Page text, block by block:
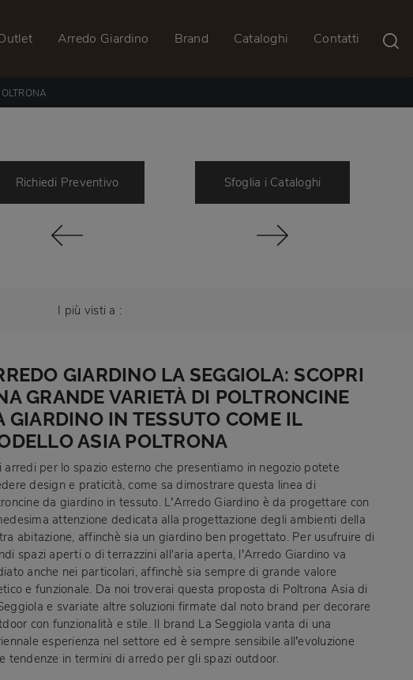
Arredo Giardino Brand Cataloghi Contatti
Richiedi Preventivo Sfoglia i Cataloghi
I più visti a :
GIARDINO LA SEGGIOLA: SCOPRI
GRANDE VARIETÀ DI POLTRONCINE
GIARDINO IN TESSUTO COME IL
ASIA POLTRONA
arredi per lo spazio esterno che presentiamo in negozio potete
design e praticità, come sa dimostrare questa linea di
da giardino in tessuto. L’Arredo Giardino è da progettare con
attenzione dedicata alla progettazione degli ambienti della
abitazione, affinchè sia un giardino ben progettato. Per usufruire di
spazi aperti o di terrazzini all'aria aperta, l’Arredo Giardino va
anche nei particolari, affinchè sia sempre di grande valore
e funzionale. Da noi troverai questa proposta di Poltrona Asia di
e svariate altre soluzioni firmate dal noto brand per decorare
con funzionalità e stile. Il brand La Seggiola vanta di una
esperienza nel settore ed è sempre sensibile all’evoluzione
tendenze in termini di arredo per gli spazi outdoor.